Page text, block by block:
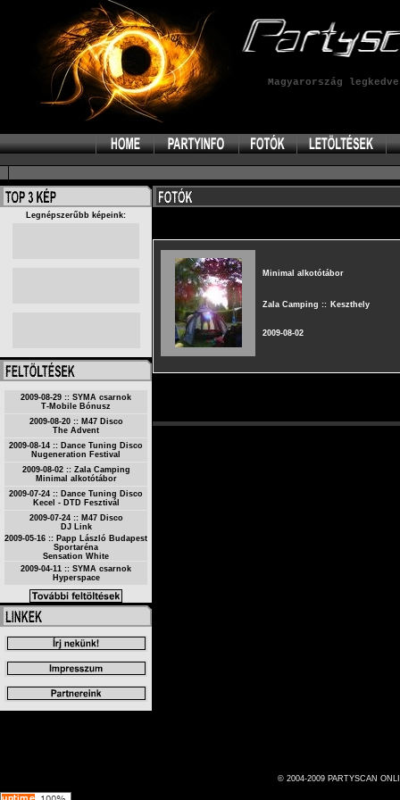
Magyarország
Legnépszerűbb képeink:
2009-08-29 :: SYMA csarnok
T-Mobile Bónusz
2009-08-20 :: M47 Disco
The Advent
2009-08-14 :: Dance Tuning Disco
Nugeneration Festival
2009-08-02 :: Zala Camping
Minimal alkotótábor
2009-07-24 :: Dance Tuning Disco
Kecel - DTD Fesztivál
2009-07-24 :: M47 Disco
DJ Link
2009-05-16 :: Papp László Budapest
Sportaréna
Sensation White
2009-04-11 :: SYMA csarnok
Hyperspace
Minimal alkotótábor
Zala Camping :: Keszthely
2009-08-02
© 2004-2009 PARTYSCAN